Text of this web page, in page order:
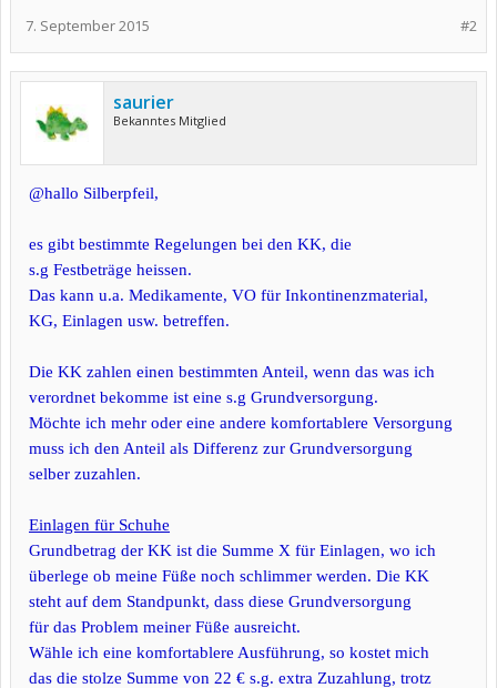
#2
7. September 2015
saurier
Bekanntes Mitglied
@hallo Silberpfeil,
es gibt bestimmte Regelungen bei den KK, die
s.g Festbeträge heissen.
Das kann u.a. Medikamente, VO für Inkontinenzmaterial,
KG, Einlagen usw. betreffen.
Die KK zahlen einen bestimmten Anteil, wenn das was ich
verordnet bekomme ist eine s.g Grundversorgung.
Möchte ich mehr oder eine andere komfortablere Versorgung
muss ich den Anteil als Differenz zur Grundversorgung
selber zuzahlen.
Einlagen für Schuhe
Grundbetrag der KK ist die Summe X für Einlagen, wo ich
überlege ob meine Füße noch schlimmer werden. Die KK
steht auf dem Standpunkt, dass diese Grundversorgung
für das Problem meiner Füße ausreicht.
Wähle ich eine komfortablere Ausführung, so kostet mich
das die stolze Summe von 22 € s.g. extra Zuzahlung, trotz